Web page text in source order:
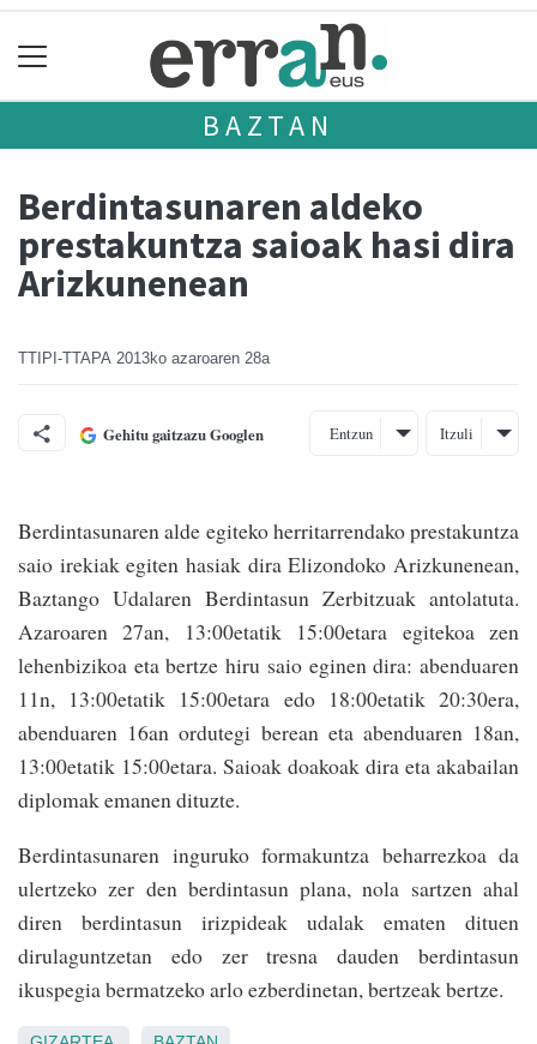
BAZTAN
Berdintasunaren aldeko
prestakuntza saioak hasi dira
Arizkunenean
TTIPI-TTAPA 2013ko azaroaren 28a
Gehitu gaitzazu Googlen Entzun Itzuli
Berdintasunaren alde egiteko herritarrendako prestakuntza
saio irekiak egiten hasiak dira Elizondoko Arizkunenean,
Baztango Udalaren Berdintasun Zerbitzuak antolatuta.
Azaroaren 27an, 13:00etatik 15:00etara egitekoa zen
lehenbizikoa eta ber­tze hiru saio eginen dira: abenduaren
11n, 13:00etatik 15:00etara edo 18:00etatik 20:30era,
abenduaren 16an ordutegi berean eta abenduaren 18an,
13:00etatik 15:00etara. Saioak doakoak dira eta akabailan
diplomak emanen dituzte.
Berdintasunaren inguruko formakuntza beha­rrezkoa da
ulertzeko zer den berdintasun plana, nola sartzen ahal
diren berdintasun irizpideak udalak ematen dituen
dirulaguntzetan edo zer tresna dauden berdintasun
ikuspegia bermatzeko arlo ezberdinetan, bertzeak bertze.